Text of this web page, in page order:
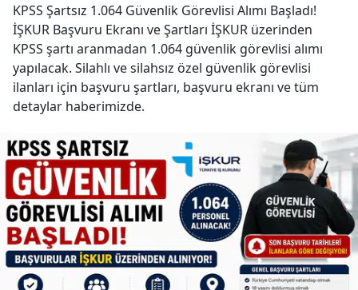
KPSS Şartsız 1.064 Güvenlik Görevlisi Alımı Başladı!
İŞKUR Başvuru Ekranı ve Şartları İŞKUR üzerinden
KPSS şartı aranmadan 1.064 güvenlik görevlisi alımı
yapılacak. Silahlı ve silahsız özel güvenlik görevlisi
ilanları için başvuru şartları, başvuru ekranı ve tüm
detaylar haberimizde.